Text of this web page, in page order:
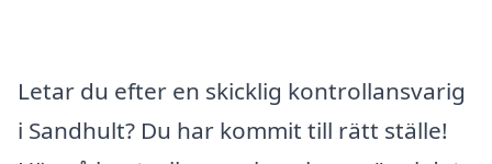
Letar du efter en skicklig kontrollansvarig
i Sandhult? Du har kommit till rätt ställe!